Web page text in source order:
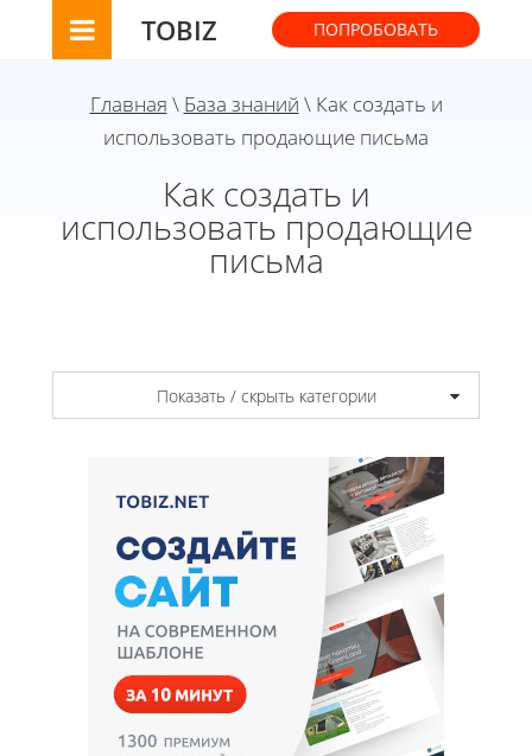
TOBIZ ПОПРОБОВАТЬ
Главная \ База знаний \ Как создать и
использовать продающие письма
Как создать и
использовать продающие
письма
Показать / скрыть категории